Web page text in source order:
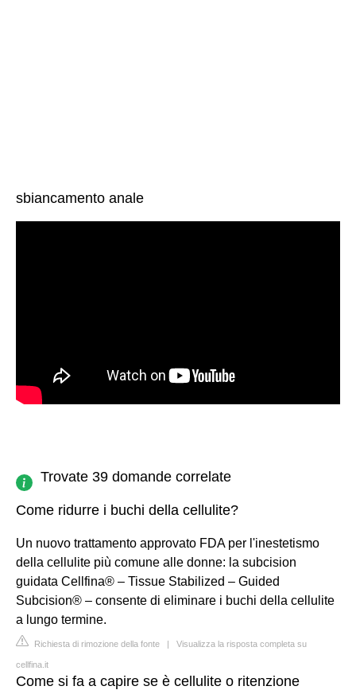
sbiancamento anale
Trovate 39 domande correlate
Come ridurre i buchi della cellulite?
Un nuovo trattamento approvato FDA per l'inestetismo
della cellulite più comune alle donne: la subcision
guidata Cellfina® – Tissue Stabilized – Guided
Subcision® – consente di eliminare i buchi della cellulite
a lungo termine.
Richiesta di rimozione della fonte | Visualizza la risposta completa su
cellfina.it
Come si fa a capire se è cellulite o ritenzione